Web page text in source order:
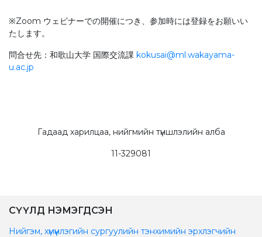
※Zoom ウェビナーでの開催につき、参加時には登録をお願いい
たします。
問合せ先：和歌⼭⼤学 国際交流課 kokusai@ml.wakayama-
u.ac.jp
Гадаад харилцаа, нийгмийн түншлэлийн алба
11-329081
СҮҮЛД НЭМЭГДСЭН
Нийгэм, хүмүүнлэгийн сургуулийн тэнхимийн эрхлэгчийн